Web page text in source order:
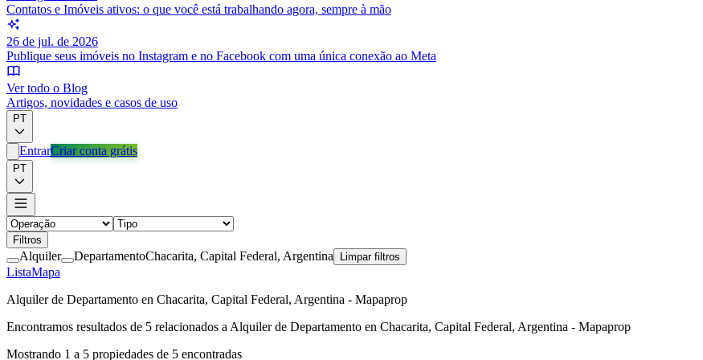
Contatos e Imóveis ativos: o que você está trabalhando agora, sempre à mão
26 de jul. de 2026
Publique seus imóveis no Instagram e no Facebook com uma única conexão ao Meta
Ver todo o Blog
Artigos, novidades e casos de uso
PT
EntrarCriar conta grátis
PT
Filtros
Alquiler DepartamentoChacarita, Capital Federal, Argentina Limpar filtros
ListaMapa
Alquiler de Departamento en Chacarita, Capital Federal, Argentina - Mapaprop
Encontramos resultados de 5 relacionados a Alquiler de Departamento en Chacarita, Capital Federal, Argentina - Mapaprop
Mostrando 1 a 5 propiedades de 5 encontradas